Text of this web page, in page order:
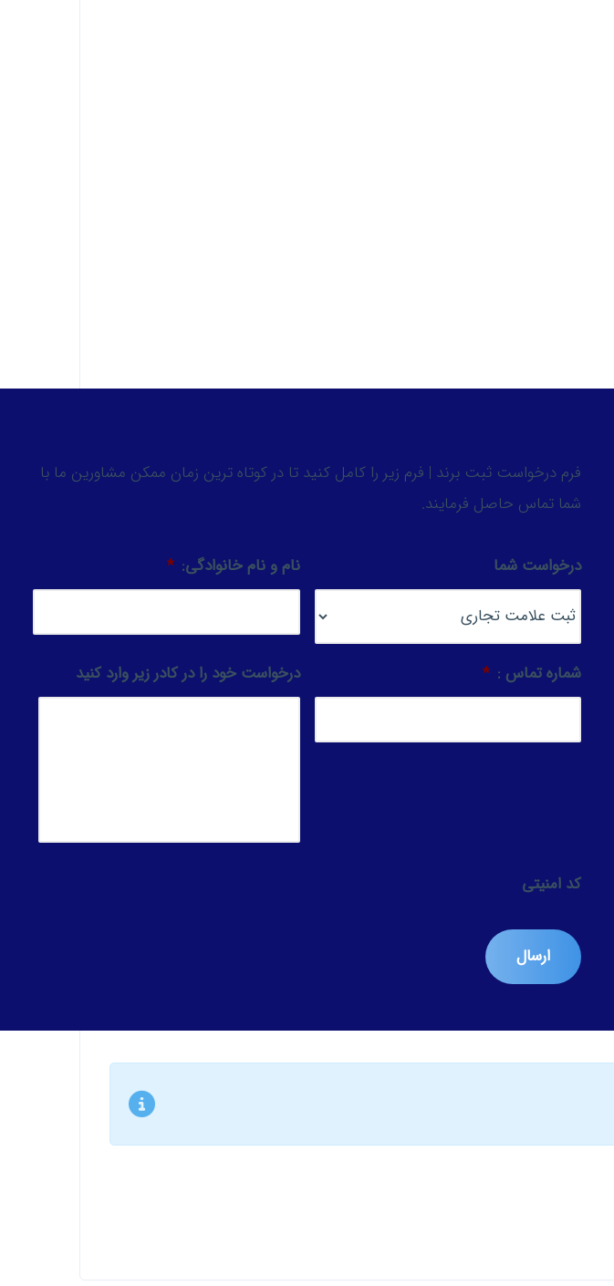
فرم درخواست ثبت برند | فرم زیر را کامل کنید تا در کوتاه ترین زمان ممکن مشاورین ما با
شما تماس حاصل فرمایند.
درخواست شما نام و نام خانوادگی: *
شماره تماس : * درخواست خود را در کادر زیر وارد کنید
کد امنیتی